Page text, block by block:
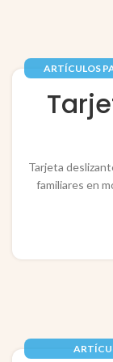
ARTÍCULOS
Tarjeta
familiares en